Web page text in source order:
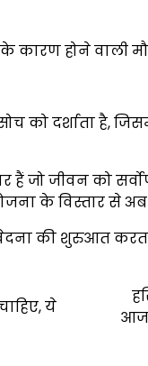
होने वाली
दर्शाता है,
जो जीवन को
के विस्तार से
की शुरुआत करता
ये
आज: